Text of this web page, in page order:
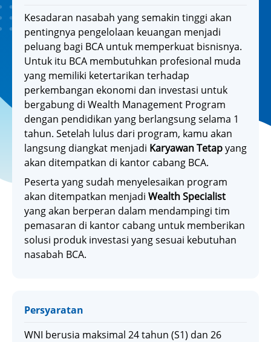
Kesadaran nasabah yang semakin tinggi akan
pentingnya pengelolaan keuangan menjadi
peluang bagi BCA untuk memperkuat bisnisnya.
Untuk itu BCA membutuhkan profesional muda
yang memiliki ketertarikan terhadap
perkembangan ekonomi dan investasi untuk
bergabung di Wealth Management Program
dengan pendidikan yang berlangsung selama 1
tahun. Setelah lulus dari program, kamu akan
langsung diangkat menjadi Karyawan Tetapyang
akan ditempatkan di kantor cabang BCA.
Peserta yang sudah menyelesaikan program
akan ditempatkan menjadi Wealth Specialist
yang akan berperan dalam mendampingi tim
pemasaran di kantor cabang untuk memberikan
solusi produk investasi yang sesuai kebutuhan
nasabah BCA.
Persyaratan
WNI berusia maksimal 24 tahun (S1) dan 26